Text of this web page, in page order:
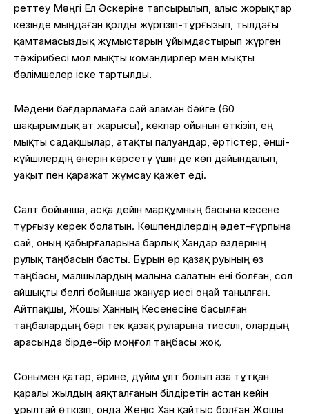
реттеу Мәңгі Ел Әскеріне тапсырылып, алыс жорықтар
кезінде мыңдаған қолды жүргізіп-тұрғызып, тылдағы
қамтамасыздық жұмыстарын ұйымдастырып жүрген
тәжірибесі мол мықты командирлер мен мықты
бөлімшелер іске тартылды.
Мәдени бағдарламаға сай аламан бәйге (60
шақырымдық ат жарысы), көкпар ойынын өткізіп, ең
мықты садақшылар, атақты палуандар, әртістер, әнші-
күйшілердің өнерін көрсету үшін де көп дайындалып,
уақыт пен қаражат жұмсау қажет еді.
Салт бойынша, асқа дейін марқұмның басына кесене
тұрғызу керек болатын. Көшпенділердің әдет-ғұрпына
сай, оның қабырғаларына барлық Хандар өздерінің
рулық таңбасын басты. Бұрын әр қазақ руының өз
таңбасы, малшылардың малына салатын ені болған, сол
айшықты белгі бойынша жануар иесі оңай танылған.
Айтпақшы, Жошы Ханның Кесенесіне басылған
таңбалардың бәрі тек қазақ руларына тиесілі, олардың
арасында бірде-бір моңғол таңбасы жоқ.
Сонымен қатар, әрине, дүйім ұлт болып аза тұтқан
қаралы жылдың аяқталғанын білдіретін астан кейін
Құрылтай өткізіп, онда Жеңіс Хан қайтыс болған Жошы